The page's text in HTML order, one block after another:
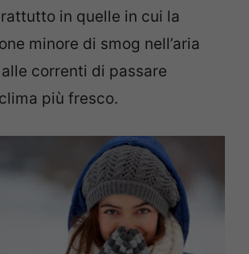
in quelle in cui la
minore di smog nell’aria
correnti di passare
più fresco.